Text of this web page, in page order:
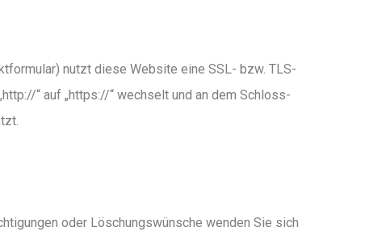
nutzt diese Website eine SSL- bzw. TLS-
“ auf „https://“ wechselt und an dem Schloss-
oder Löschungswünsche wenden Sie sich